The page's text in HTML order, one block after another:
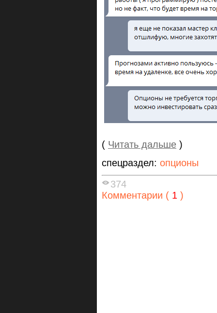
( Читать дальше )
спецраздел: опционы
374
Комментарии ( 1 )